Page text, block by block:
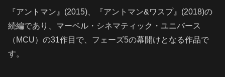
『アントマン』(2015)、『アントマン&ワスプ』(2018)の
続編であり、マーベル・シネマティック・ユニバース
（MCU）の31作目で、フェーズ5の幕開けとなる作品で
す。